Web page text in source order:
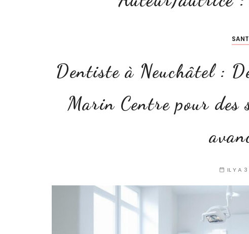
Dentiste à Neuchâtel :
Marin Centre pour des
IL Y A